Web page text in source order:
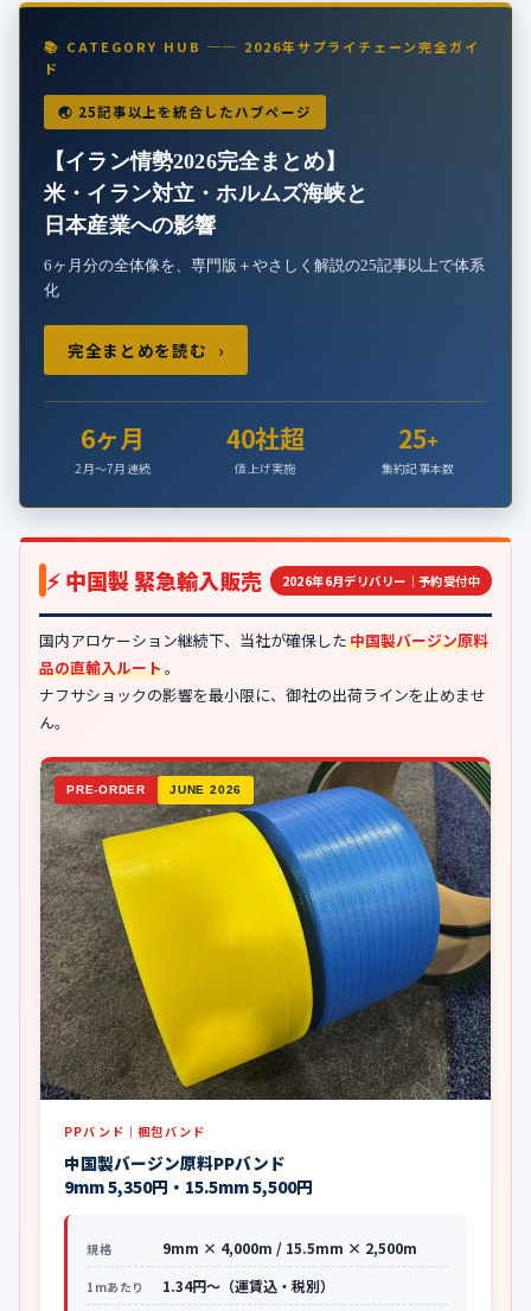
📚 CATEGORY HUB ── 2026年サプライチェーン完全ガイ
ド
🌏 25記事以上を統合したハブページ
【イラン情勢2026完全まとめ】
米・イラン対立・ホルムズ海峡と
日本産業への影響
6ヶ月分の全体像を、専門版＋やさしく解説の25記事以上で体系
化
完全まとめを読む ›
6ヶ月
2月〜7月連続
40社超
値上げ実施
25+
集約記事本数
⚡ 中国製 緊急輸入販売 2026年6月デリバリー｜予約受付中
国内アロケーション継続下、当社が確保した中国製バージン原料
品の直輸入ルート。
ナフサショックの影響を最小限に、御社の出荷ラインを止めませ
ん。
PRE-ORDER JUNE 2026
PPバンド｜梱包バンド
中国製バージン原料PPバンド
9mm 5,350円・15.5mm 5,500円
規格 9mm × 4,000m / 15.5mm × 2,500m
1mあたり 1.34円〜（運賃込・税別）